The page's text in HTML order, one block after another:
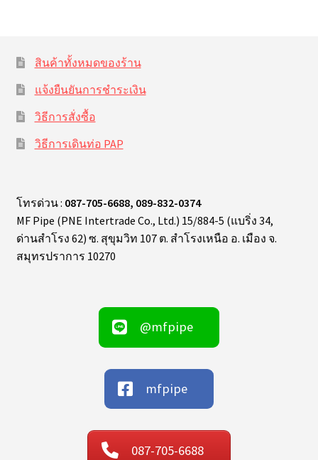
สินค้าทั้งหมดของร้าน
แจ้งยืนยันการชำระเงิน
วิธีการสั่งซื้อ
วิธีการเดินท่อ PAP
โทรด่วน : 087-705-6688, 089-832-0374
MF Pipe (PNE Intertrade Co., Ltd.) 15/884-5 (แบริ่ง 34,
ด่านสำโรง 62) ซ. สุขุมวิท 107 ต. สำโรงเหนือ อ. เมือง จ.
สมุทรปราการ 10270
@mfpipe
mfpipe
087-705-6688